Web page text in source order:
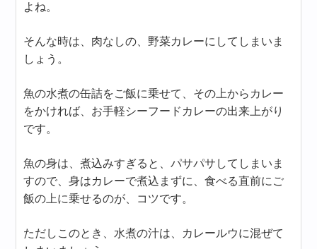
よね。
そんな時は、肉なしの、野菜カレーにしてしまいま
しょう。
魚の水煮の缶詰をご飯に乗せて、その上からカレー
をかければ、お手軽シーフードカレーの出来上がり
です。
魚の身は、煮込みすぎると、パサパサしてしまいま
すので、身はカレーで煮込まずに、食べる直前にご
飯の上に乗せるのが、コツです。
ただしこのとき、水煮の汁は、カレールウに混ぜて